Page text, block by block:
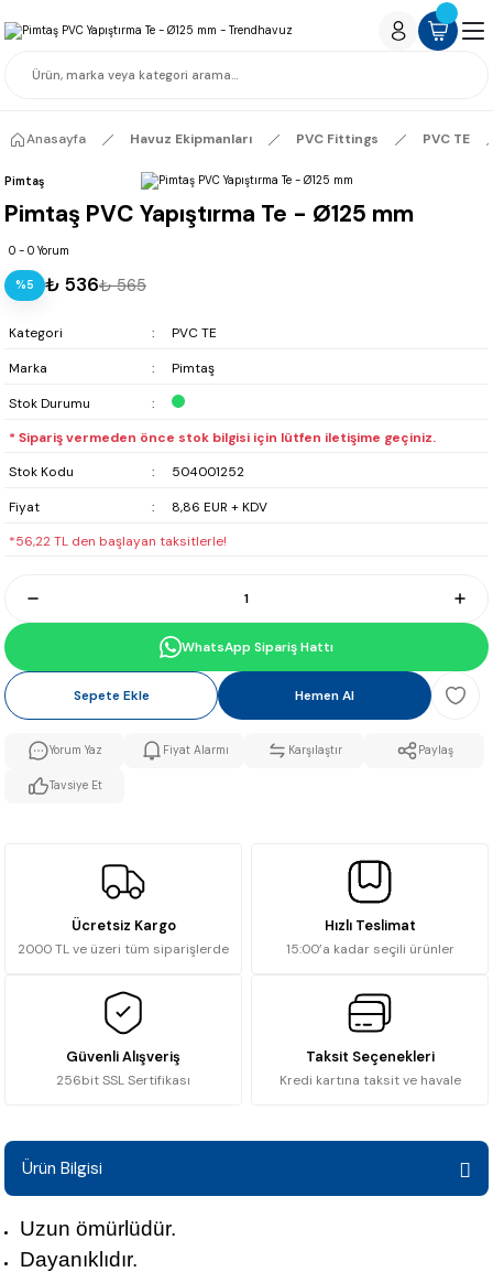
Anasayfa Havuz Ekipmanları PVC Fittings PVC TE
Pimtaş
Pimtaş PVC Yapıştırma Te - Ø125 mm
0 - 0 Yorum
%5 ₺ 536₺ 565
Kategori
PVC TE
Marka
Pimtaş
Stok Durumu
* Sipariş vermeden önce stok bilgisi için lütfen iletişime geçiniz.
Stok Kodu
504001252
Fiyat
8,86 EUR + KDV
*56,22 TL den başlayan taksitlerle!
WhatsApp Sipariş Hattı
Sepete Ekle Hemen Al
Yorum Yaz Fiyat Alarmı Karşılaştır Paylaş
Tavsiye Et
Ücretsiz Kargo
2000 TL ve üzeri tüm siparişlerde
Hızlı Teslimat
15:00’a kadar seçili ürünler
Güvenli Alışveriş
256bit SSL Sertifikası
Taksit Seçenekleri
Kredi kartına taksit ve havale
Ürün Bilgisi
Uzun ömürlüdür.
Dayanıklıdır.